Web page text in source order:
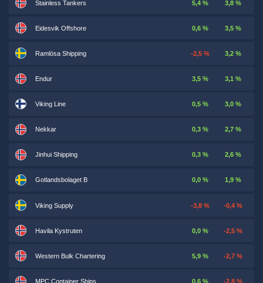
Stainless Tankers 5,4 % 3,8 %
Eidesvik Offshore 0,6 % 3,5 %
Ramlösa Shipping -2,5 % 3,2 %
Endur 3,5 % 3,1 %
Viking Line 0,5 % 3,0 %
Nekkar 0,3 % 2,7 %
Jinhui Shipping 0,3 % 2,6 %
Gotlandsbolaget B 0,0 % 1,9 %
Viking Supply -3,8 % -0,4 %
Havila Kystruten 0,0 % -2,5 %
Western Bulk Chartering 5,9 % -2,7 %
MPC Container Ships 0,6 % -2,8 %